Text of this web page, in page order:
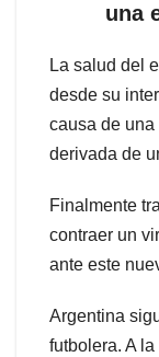
una
La salud del
desde su
causa de
derivada de
Finalmente
contraer un
ante este
Argentina
futbolera. A